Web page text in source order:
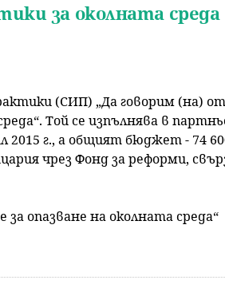
за околната среда
(СИП) „Да говорим (на)
Той се изпълнява в
г., а общият бюджет - 74
чрез Фонд за реформи,
опазване на околната среда“